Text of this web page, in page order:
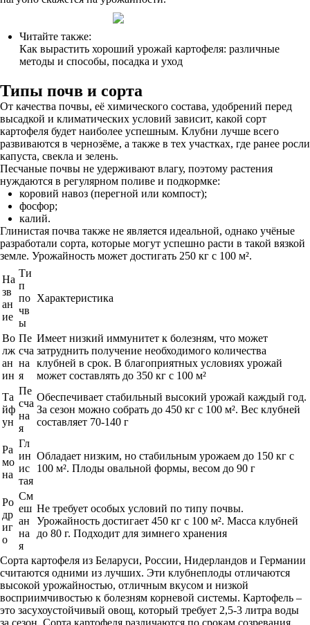
Читайте также:
Как вырастить хороший урожай картофеля: различные
методы и способы, посадка и уход
Типы почв и сорта
От качества почвы, её химического состава, удобрений перед
высадкой и климатических условий зависит, какой сорт
картофеля будет наиболее успешным. Клубни лучше всего
развиваются в чернозёме, а также в тех участках, где ранее росли
капуста, свекла и зелень.
Песчаные почвы не удерживают влагу, поэтому растения
нуждаются в регулярном поливе и подкормке:
коровий навоз (перегной или компост);
фосфор;
калий.
Глинистая почва также не является идеальной, однако учёные
разработали сорта, которые могут успешно расти в такой вязкой
земле. Урожайность может достигать 250 кг с 100 м².
На
зв
ан
ие
Ти
п
по
чв
ы
Характеристика
Во
лж
ан
ин
Пе
сча
на
я
Имеет низкий иммунитет к болезням, что может
затруднить получение необходимого количества
клубней в срок. В благоприятных условиях урожай
может составлять до 350 кг с 100 м²
Та
йф
ун
Пе
сча
на
я
Обеспечивает стабильный высокий урожай каждый год.
За сезон можно собрать до 450 кг с 100 м². Вес клубней
составляет 70-140 г
Ра
мо
на
Гл
ин
ис
тая
Обладает низким, но стабильным урожаем до 150 кг с
100 м². Плоды овальной формы, весом до 90 г
Ро
др
иг
о
См
еш
ан
на
я
Не требует особых условий по типу почвы.
Урожайность достигает 450 кг с 100 м². Масса клубней
до 80 г. Подходит для зимнего хранения
Сорта картофеля из Беларуси, России, Нидерландов и Германии
считаются одними из лучших. Эти клубнеплоды отличаются
высокой урожайностью, отличным вкусом и низкой
восприимчивостью к болезням корневой системы. Картофель –
это засухоустойчивый овощ, который требует 2,5-3 литра воды